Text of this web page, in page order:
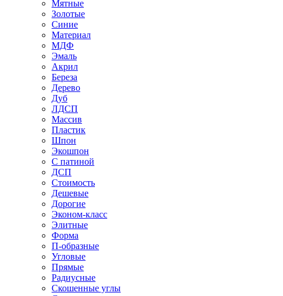
Мятные
Золотые
Синие
Материал
МДФ
Эмаль
Акрил
Береза
Дерево
Дуб
ЛДСП
Массив
Пластик
Шпон
Экошпон
С патиной
ДСП
Стоимость
Дешевые
Дорогие
Эконом-класс
Элитные
Форма
П-образные
Угловые
Прямые
Радиусные
Скошенные углы